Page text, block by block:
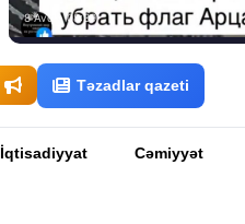
8 Avq • 08:39
Təzadlar qazeti
İqtisadiyyat Cəmiyyət